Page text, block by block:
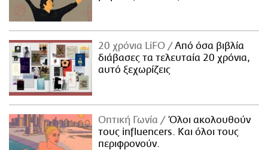
20 χρόνια LiFO
Από όσα βιβλία
διάβασες τα τελευταία 20 χρόνια,
αυτό ξεχωρίζεις
Οπτική Γωνία
Όλοι ακολουθούν
τους influencers. Και όλοι τους
περιφρονούν.